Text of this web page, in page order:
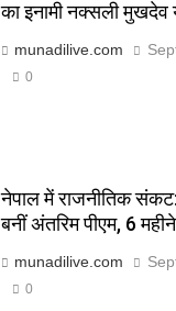
का इनामी नक्सली
munadilive.com
0
नेपाल में राजनीतिक संकट:
बनीं अंतरिम पीएम, 6
munadilive.com
0